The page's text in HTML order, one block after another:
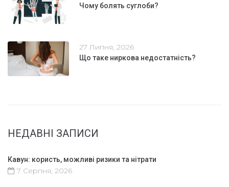
Чому болять суглоби?
27 Липня, 2026
Що таке ниркова недостатність?
НЕДАВНІ ЗАПИСИ
Кавун: користь, можливі ризики та нітрати
7 Серпня, 2026